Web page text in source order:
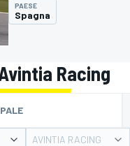
WEC
PAESE
Spagna
Racing
AVINTIA RACING